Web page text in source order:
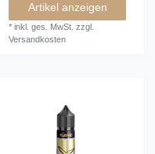
Artikel anzeigen
*inkl. ges. MwSt. zzgl.
Versandkosten